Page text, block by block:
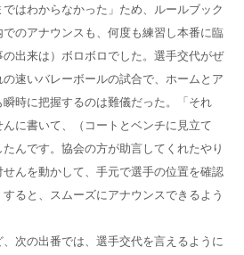
はわからなかった」ため、ルールブック
のアナウンスも、何度も練習し本番に臨
出来は）ボロボロでした。選手交代がぜ
速いバレーボールの試合で、ホームとア
時に把握するのは難儀だった。「それ
に書いて、（コートとベンチに見立て
んです。協会の方が助言してくれたやり
んを動かして、手元で選手の位置を確認
ると、スムーズにアナウンスできるよう
、次の出番では、選手交代を言えるように